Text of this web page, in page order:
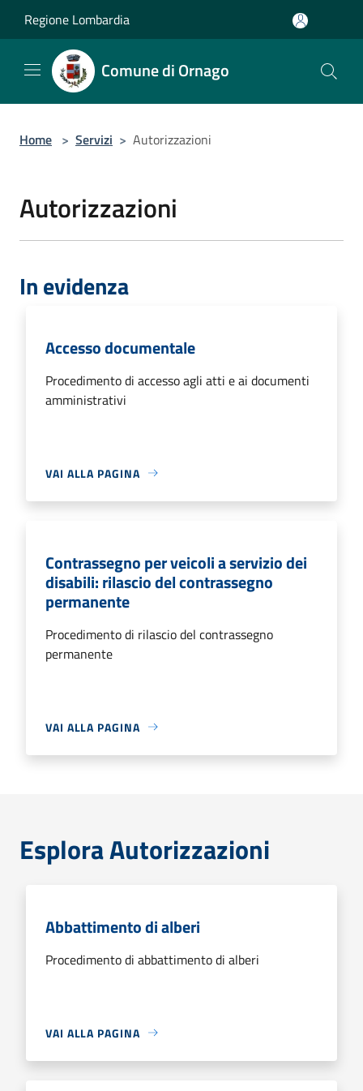
Regione Lombardia
Comune di Ornago
Home > Servizi > Autorizzazioni
Autorizzazioni
In evidenza
Accesso documentale
Procedimento di accesso agli atti e ai documenti
amministrativi
VAI ALLA PAGINA
Contrassegno per veicoli a servizio dei
disabili: rilascio del contrassegno
permanente
Procedimento di rilascio del contrassegno
permanente
VAI ALLA PAGINA
Esplora Autorizzazioni
Abbattimento di alberi
Procedimento di abbattimento di alberi
VAI ALLA PAGINA